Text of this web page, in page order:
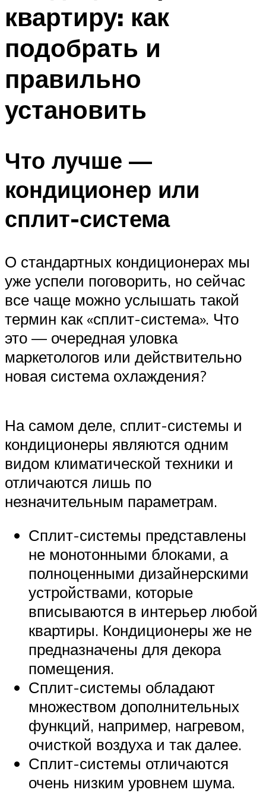
Меню
квартиру: как
подобрать и
правильно
установить
Что лучше —
кондиционер или
сплит-система
О стандартных кондиционерах мы
уже успели поговорить, но сейчас
все чаще можно услышать такой
термин как «сплит-система». Что
это — очередная уловка
маркетологов или действительно
новая система охлаждения?
На самом деле, сплит-системы и
кондиционеры являются одним
видом климатической техники и
отличаются лишь по
незначительным параметрам.
Сплит-системы представлены
не монотонными блоками, а
полноценными дизайнерскими
устройствами, которые
вписываются в интерьер любой
квартиры. Кондиционеры же не
предназначены для декора
помещения.
Сплит-системы обладают
множеством дополнительных
функций, например, нагревом,
очисткой воздуха и так далее.
Сплит-системы отличаются
очень низким уровнем шума.